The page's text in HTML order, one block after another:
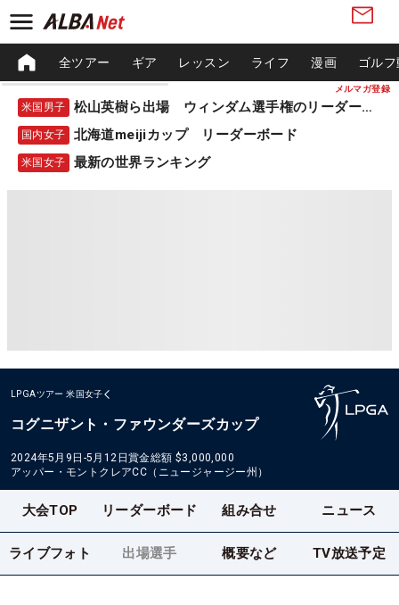
メルマガ登録
全ツアー ギア レッスン ライフ 漫画 ゴル
米国男子 松山英樹ら出場 ウィンダム選手権のリーダーボード
国内女子 北海道meijiカップ リーダーボード
米国女子 最新の世界ランキング
LPGAツアー 米国女子
コグニザント・ファウンダーズカップ
2024年5月9日-5月12日賞金総額 $3,000,000
アッパー・モントクレアCC（ニュージャージー州）
大会TOP リーダーボード 組み合せ ニュース
ライブフォト 出場選手 概要など TV放送予定